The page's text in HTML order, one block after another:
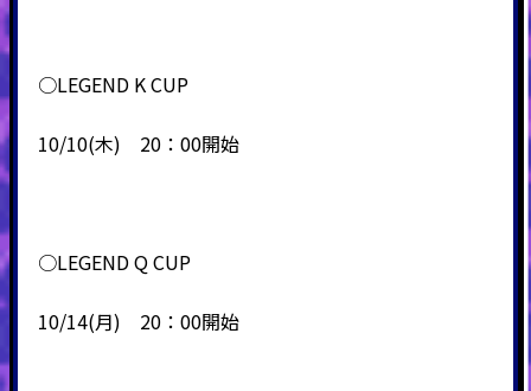
○LEGEND K CUP
10/10(木) 20：00開始
○LEGEND Q CUP
10/14(月) 20：00開始